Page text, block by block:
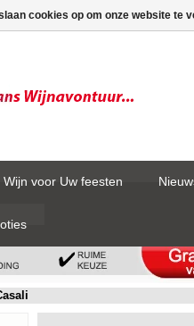
Wijn voor Uw feesten
cookies op om onze website te